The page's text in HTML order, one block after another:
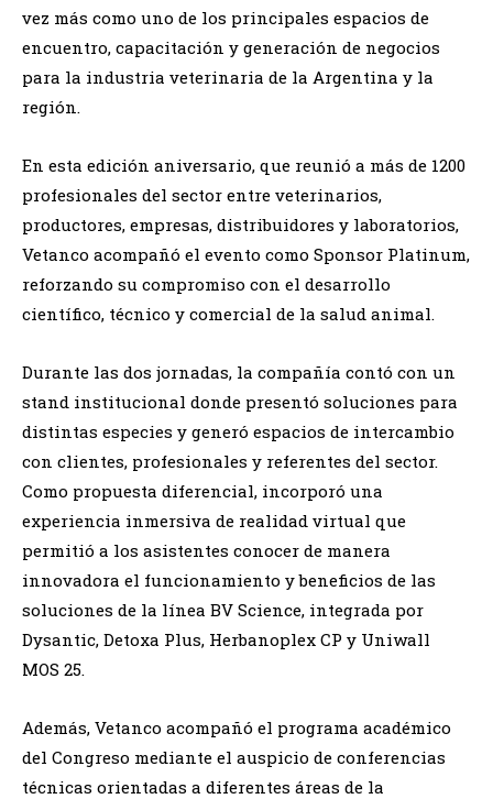
vez más como uno de los principales espacios de
encuentro, capacitación y generación de negocios
para la industria veterinaria de la Argentina y la
región.
En esta edición aniversario, que reunió a más de 1200
profesionales del sector entre veterinarios,
productores, empresas, distribuidores y laboratorios,
Vetanco acompañó el evento como Sponsor Platinum,
reforzando su compromiso con el desarrollo
científico, técnico y comercial de la salud animal.
Durante las dos jornadas, la compañía contó con un
stand institucional donde presentó soluciones para
distintas especies y generó espacios de intercambio
con clientes, profesionales y referentes del sector.
Como propuesta diferencial, incorporó una
experiencia inmersiva de realidad virtual que
permitió a los asistentes conocer de manera
innovadora el funcionamiento y beneficios de las
soluciones de la línea BV Science, integrada por
Dysantic, Detoxa Plus, Herbanoplex CP y Uniwall
MOS 25.
Además, Vetanco acompañó el programa académico
del Congreso mediante el auspicio de conferencias
técnicas orientadas a diferentes áreas de la